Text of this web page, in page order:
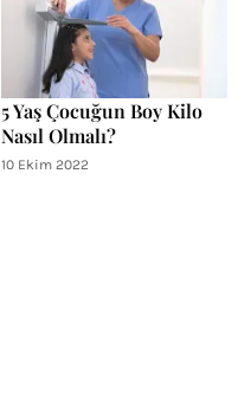
5 Yaş Çocuğun Boy Kilo
Nasıl Olmalı?
10 Ekim 2022